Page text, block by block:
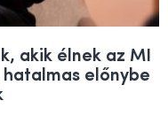
akik élnek az MI
előnybe